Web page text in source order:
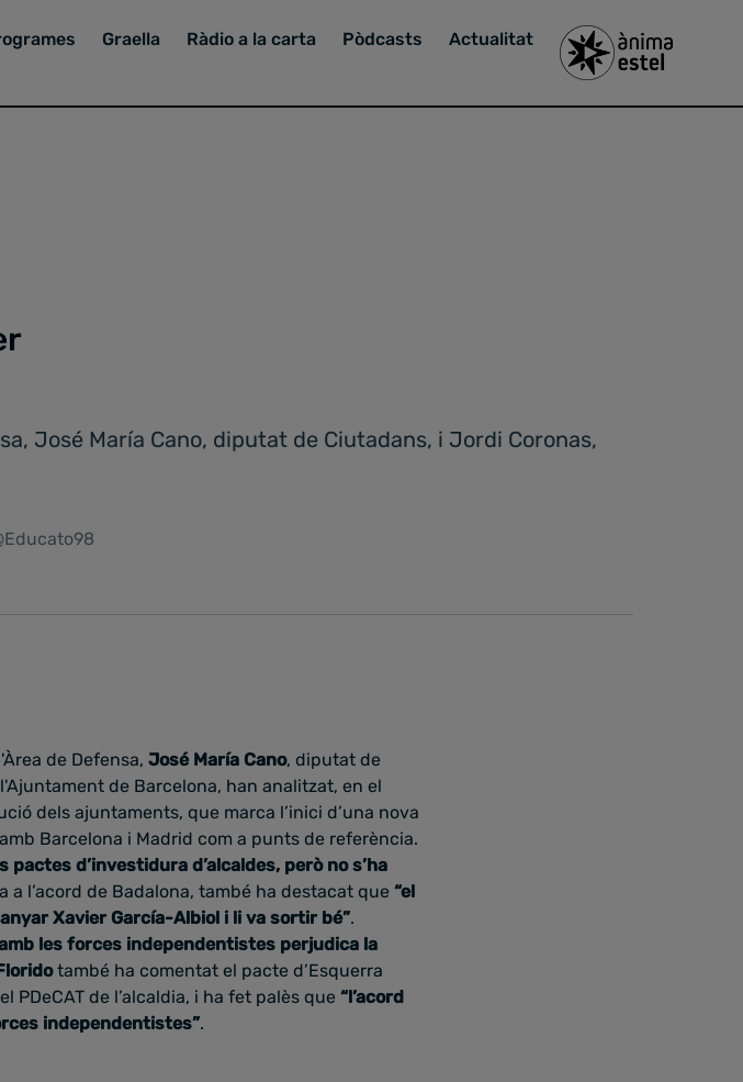
Graella Ràdio a la carta Pòdcasts Actualitat
José María Cano, diputat de Ciutadans, i Jordi Coronas,
de Defensa, José María Cano, diputat de
de Barcelona, han analitzat, en el
dels ajuntaments, que marca l’inici d’una nova
Barcelona i Madrid com a punts de referència.
pactes d’investidura d’alcaldes, però no s’ha
a l’acord de Badalona, també ha destacat que “el
Xavier García-Albiol i li va sortir bé”.
les forces independentistes perjudica la
també ha comentat el pacte d’Esquerra
PDeCAT de l’alcaldia, i ha fet palès que “l’acord
independentistes”.